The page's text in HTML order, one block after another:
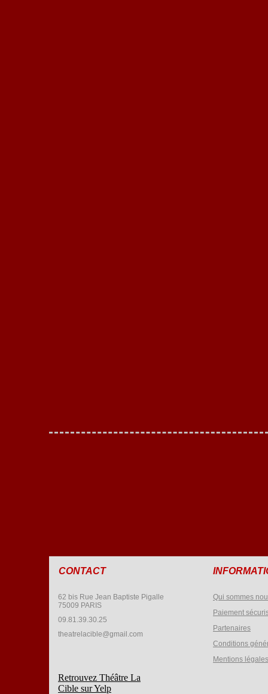
CONTACT
62 bis Rue Jean Baptiste Pigalle
75009 PARIS
09.81.39.30.25
theatrelacible@gmail.com
Retrouvez Théâtre La
Cible sur Yelp
Qui sommes
Paiement
Partenaires
Conditions
Mentions légales